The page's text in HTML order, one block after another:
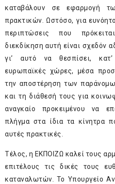
καταβάλουν σε εφαρμογή
πρακτικών. Ωστόσο, για
περιπτώσεις που
διεκδίκηση αυτή είναι σχεδόν
γι’ αυτό να θεσπίσει,
ευρωπαϊκές χώρες, μέσα
την αποστέρηση των
και τη διάθεσή τους για
αναγκαίο προκειμένου να
πλήγμα στα ίδια τα κίνητρα
αυτές πρακτικές.
Τέλος, η ΕΚΠΟΙΖΩ καλεί τους
επιτέλους τις δικές τους
καταναλωτών. Το Υπουργείο